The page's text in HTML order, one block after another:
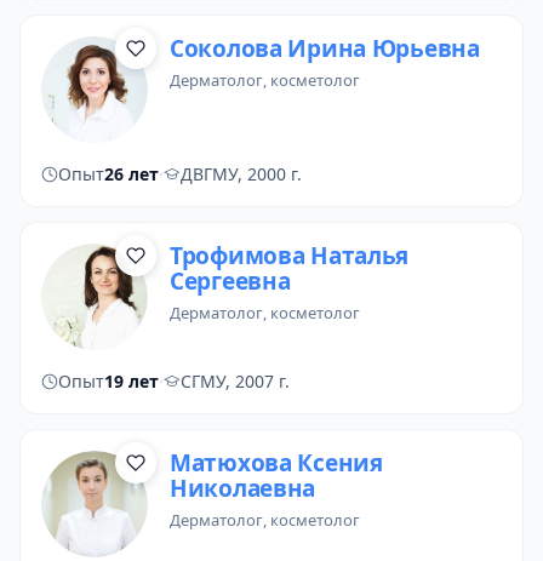
Соколова Ирина Юрьевна
дерматолог, косметолог
Опыт26 лет· ДВГМУ, 2000 г.
Трофимова Наталья
Сергеевна
дерматолог, косметолог
Опыт19 лет· СГМУ, 2007 г.
Матюхова Ксения
Николаевна
дерматолог, косметолог